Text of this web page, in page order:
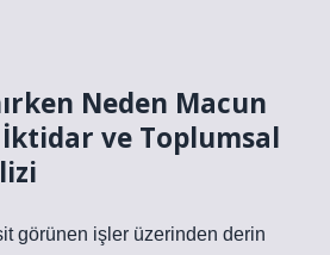
Neden Macun
ve Toplumsal
görünen işler üzerinden derin